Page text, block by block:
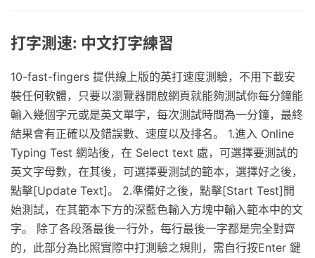
打字測速: 中文打字練習
10-fast-fingers 提供線上版的英打速度測驗，不用下載安
裝任何軟體，只要以瀏覽器開啟網頁就能夠測試你每分鐘能
輸入幾個字元或是英文單字，每次測試時間為一分鐘，最終
結果會有正確以及錯誤數、速度以及排名。 1.進入 Online
Typing Test 網站後，在 Select text 處，可選擇要測試的
英文字母數，在其後，可選擇要測試的範本，選擇好之後，
點擊[Update Text]。 2.準備好之後，點擊[Start Test]開
始測試，在其範本下方的深藍色輸入方塊中輸入範本中的文
字。 除了各段落最後一行外，每行最後一字都是完全對齊
的，此部分為比照實際中打測驗之規則，需自行按Enter 鍵